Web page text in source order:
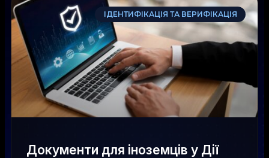
ІДЕНТИФІКАЦІЯ ТА ВЕРИФІКАЦІЯ
Документи для іноземців у Дії